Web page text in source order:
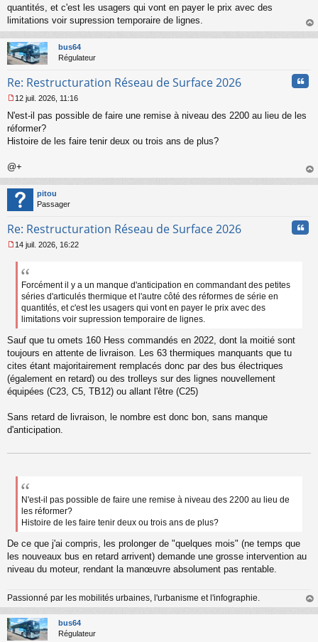
quantités, et c'est les usagers qui vont en payer le prix avec des
limitations voir supression temporaire de lignes.
au
bus64
Régulateur
Re: Restructuration Réseau de Surface 2026
e
s
s
e
n
o
n
l
12 juil. 2026, 11:16
N'est-il pas possible de faire une remise à niveau des 2200 au lieu de les
réformer?
Histoire de les faire tenir deux ou trois ans de plus?
@+
au
pitou
Passager
Re: Restructuration Réseau de Surface 2026
e
n
o
l
u
14 juil. 2026, 16:22
Forcément il y a un manque d'anticipation en commandant des petites
séries d'articulés thermique et l'autre côté des réformes de série en
quantités, et c'est les usagers qui vont en payer le prix avec des
limitations voir supression temporaire de lignes.
Sauf que tu omets 160 Hess commandés en 2022, dont la moitié sont
toujours en attente de livraison. Les 63 thermiques manquants que tu
cites étant majoritairement remplacés donc par des bus électriques
(également en retard) ou des trolleys sur des lignes nouvellement
équipées (C23, C5, TB12) ou allant l'être (C25)
Sans retard de livraison, le nombre est donc bon, sans manque
d'anticipation.
N'est-il pas possible de faire une remise à niveau des 2200 au lieu de
les réformer?
Histoire de les faire tenir deux ou trois ans de plus?
De ce que j'ai compris, les prolonger de "quelques mois" (ne temps que
les nouveaux bus en retard arrivent) demande une grosse intervention au
niveau du moteur, rendant la manœuvre absolument pas rentable.
Passionné par les mobilités urbaines, l'urbanisme et l'infographie.
au
bus64
Régulateur